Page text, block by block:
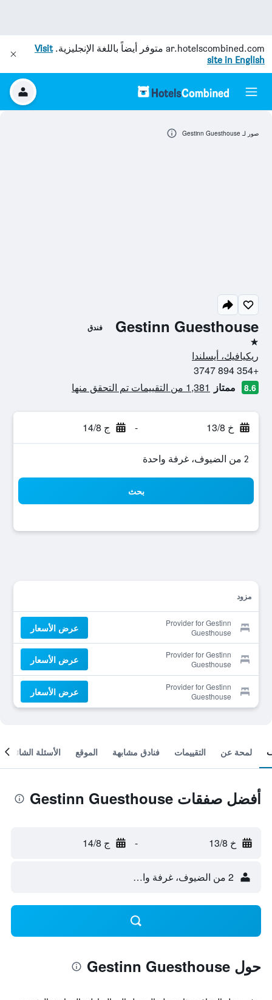
ar.hotelscombined.com متوفر أيضاً باللغة الإنجليزية.Visit
site in English
Gestinn Guesthouse فندق
نجمة واحدة
ريكيافيك، أيسلندا
+354 894 3747
8.6 ممتاز 1,381 من التقييمات تم التحقق منها
خ 13/8 - ج 14/8
2 من الضيوف، غرفة واحدة
بحث
مزود
Provider for Gestinn
Guesthouse
عرض الأسعار
Provider for Gestinn
Guesthouse
عرض الأسعار
Provider for Gestinn
Guesthouse
عرض الأسعار
صور لـ Gestinn Guesthouse
لمحة عن التقييمات فنادق مشابهة الموقع الأسئلة الشائعة
أفضل صفقات Gestinn Guesthouse
خ 13/8 - ج 14/8
2 من الضيوف، غرفة واحدة
حول Gestinn Guesthouse